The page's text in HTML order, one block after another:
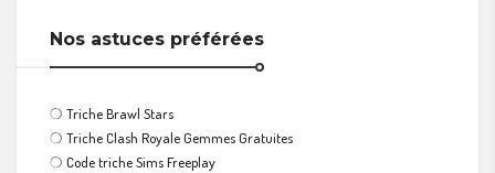
Nos astuces préférées
❍ Triche Brawl Stars
❍ Triche Clash Royale Gemmes Gratuites
❍ Code triche Sims Freeplay